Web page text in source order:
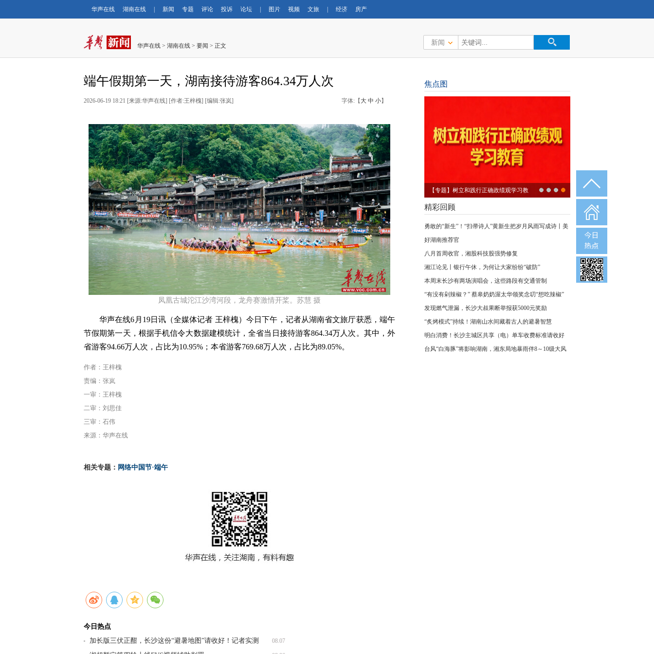
华声在线 湖南在线 新闻 专题 评论 投诉 论坛 图片 视频 文旅 经济 房产
华声在线 > 湖南在线 > 要闻 > 正文 新闻
端午假期第一天，湖南接待游客864.34万人次
2026-06-19 18:21 [来源:华声在线] [作者:王梓槐] [编辑:张岚] 字体:【 大 中 小】
凤凰古城沱江沙湾河段，龙舟赛激情开桨。苏慧 摄​
华声在线6 月 19日讯（全媒体记者 王梓槐）今日下午，记者从湖南省文旅厅获悉，端午
节假期第一天，根据手机信令大数据建模统计，全省当日接待游客864.34万人次。其中，外
省游客94.66万人次，占比为10.95% ；本省游客769.68万人次，占比为89.05%。
作者：王梓槐
责编：张岚
一审：王梓槐
二审：刘思佳
三审：石伟
来源：华声在线
相关专题： 网络中国节·端午
今日热点
加长版三伏正酣，长沙这份“避暑地图”请收好！记者实测
08.07
焦点图
【专题】树立和践行正确政绩观学习教
育
精彩回顾
勇敢的“新生”！“扫帚诗人”黄新生把岁月风雨写成诗丨美
好湖南推荐官
八月首周收官，湘股科技股强势修复
湘江论见丨银行午休，为何让大家纷纷“破防”
本周末长沙有两场演唱会，这些路段有交通管制
“有没有剁辣椒？” 蔡皋奶奶渥太华领奖念叨“想吃辣椒”
发现燃气泄漏，长沙大叔果断举报获5000元奖励
“炙烤模式”持续！湖南山水间藏着古人的避暑智慧
明白消费！长沙主城区共享（电）单车收费标准请收好
台风“白海豚”将影响湖南，湘东局地暴雨伴8～10级大风